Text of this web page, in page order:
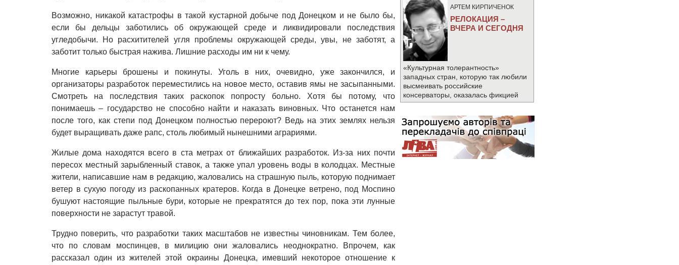
Возможно, никакой катастрофы в такой кустарной добыче под Донецком и не было бы,
если бы дельцы заботились об окружающей среде и ликвидировали последствия
угледобычи. Но расхитителей угля проблемы окружающей среды, увы, не заботят, а
заботит только быстрая нажива. Лишние расходы им ни к чему.
Многие карьеры брошены и покинуты. Уголь в них, очевидно, уже закончился, и
организаторы разработок переместились на новое место, оставив ямы не засыпанными.
Смотреть на последствия таких раскопок попросту больно. Хотя бы потому, что
понимаешь – государство не способно найти и наказать виновных. Что останется нам
после того, как степи под Донецком полностью перероют? Ведь на этих землях нельзя
будет выращивать даже рапс, столь любимый нынешними аграриями.
Жилые дома находятся всего в ста метрах от ближайших разработок. Из-за них почти
пересох местный зарыбленный ставок, а также упал уровень воды в колодцах. Местные
жители, написавшие нам в редакцию, жаловались на страшную пыль, которую поднимает
ветер в сухую погоду из раскопанных кратеров. Когда в Донецке ветрено, под Моспино
бушуют настоящие пыльные бури, которые не прекратятся до тех пор, пока эти лунные
поверхности не зарастут травой.
Трудно поверить, что разработки таких масштабов не известны чиновникам. Тем более,
что по словам моспинцев, в милицию они жаловались неоднократно. Впрочем, как
рассказал один из жителей этой окраины Донецка, имевший некоторое отношение к
АРТЕМ КИРПИЧЕНОК
РЕЛОКАЦИЯ –
ВЧЕРА И СЕГОДНЯ
«Культурная толерантность»
западных стран, которую так любили
высмеивать российские
консерваторы, оказалась фикцией